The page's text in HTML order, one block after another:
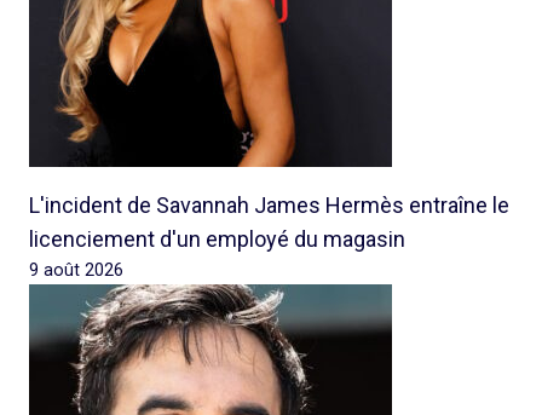
L'incident de Savannah James Hermès entraîne le
licenciement d'un employé du magasin
9 août 2026